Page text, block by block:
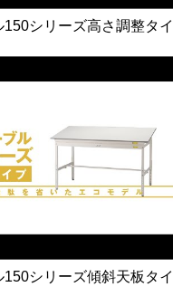
150シリーズ高さ調整タイ
150シリーズ傾斜天板タイ